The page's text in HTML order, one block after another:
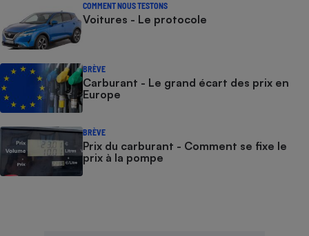
COMMENT NOUS TESTONS
Voitures - Le protocole
BRÈVE
Carburant - Le grand écart des prix en
Europe
BRÈVE
Prix du carburant - Comment se fixe le
prix à la pompe